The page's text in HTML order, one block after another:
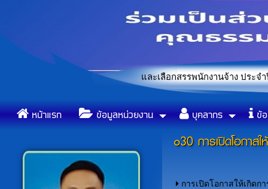
« ข้อบัญญัติองค์การบริหารส่วน
รคัดเลือกในการสรรหาและเลือกสรรพนักงานจ้าง ประจำปีงบประมา
หน้าแรก ข้อมูลหน่วยงาน บุคลากร ข้อ
o30 การเปิดโอกาส
การเปิดโอกาสให้เกิดก